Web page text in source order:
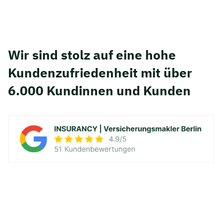
Wir sind stolz auf eine hohe
Kunden­zufriedenheit mit über
6.000 Kundinnen und Kunden